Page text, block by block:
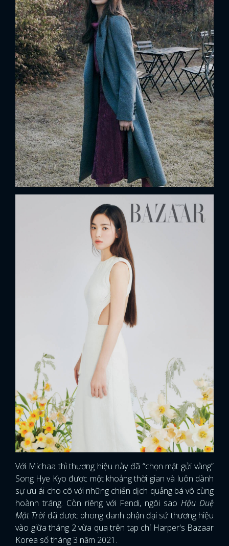
Với Michaa thì thương hiệu này đã “chọn mặt gửi vàng”
Song Hye Kyo được một khoảng thời gian và luôn dành
sự ưu ái cho cô với những chiến dịch quảng bá vô cùng
hoành tráng. Còn riêng với Fendi, ngôi sao Hậu Duệ
Mặt Trời đã được phong danh phận đại sứ thương hiệu
vào giữa tháng 2 vừa qua trên tạp chí Harper's Bazaar
Korea số tháng 3 năm 2021.